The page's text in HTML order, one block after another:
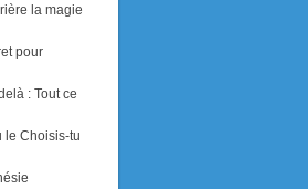
la magie
pour
: Tout ce
le Choisis-tu